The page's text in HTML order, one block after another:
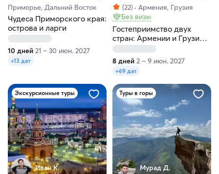
Приморье, Дальний Восток
Чудеса Приморского края:
острова и ларги
10 дней 21 – 30 июн. 2027
+13 дат
(22)
Армения, Грузия
Без визы
Гостеприимство двух
стран: Армении и Грузии
за 8 дней
8 дней 2 – 9 июн. 2027
+69 дат
Экскурсионные туры
Иван К.
Туры в горы
Мурад Д.